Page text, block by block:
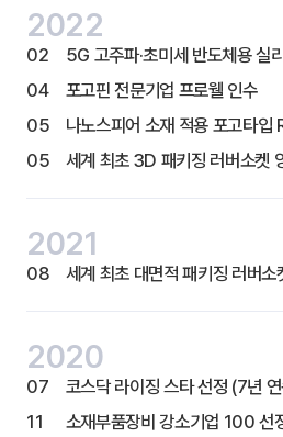
2022
02
5G 고주파·초미세 반도체용 실
04
포고핀 전문기업 프로웰 인수
05
나노스피어 소재 적용 포고타입
05
세계 최초 3D 패키징 러버소켓
2021
08 세계 최초 대면적 패키징 러버소
2020
07
코스닥 라이징 스타 선정 (7년
11
소재부품장비 강소기업 100 선